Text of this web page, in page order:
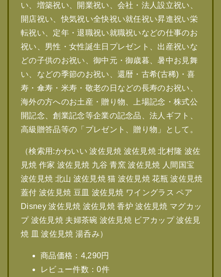
い、増築祝い、開業祝い、会社・法人設立祝い、
開店祝い、快気祝い全快祝い就任祝い昇進祝い栄
転祝い、定年・退職祝い就職祝いなどの仕事のお
祝い、男性・女性誕生日プレゼント、出産祝いな
どの子供のお祝い、御中元・御歳暮、暑中お見舞
い、などの季節のお祝い、還暦・古希(古稀)・喜
寿・傘寿・米寿・敬老の日などの長寿のお祝い、
海外の方へのお土産・贈り物、上場記念・株式公
開記念、創業記念等企業の記念品、法人ギフト、
高級贈答品等の「プレゼント、贈り物」として。
（検索用:かわいい 波佐見焼 波佐見焼 北村隆 波佐
見焼 作家 波佐見焼 九谷 青窯 波佐見焼 人間国宝
波佐見焼 北山 波佐見焼 猫 波佐見焼 花瓶 波佐見焼
蓋付 波佐見焼 豆皿 波佐見焼 ワイングラス ペア
Disney 波佐見焼 波佐見焼 香炉 波佐見焼 マグカッ
プ 波佐見焼 夫婦茶碗 波佐見焼 ビアカップ 波佐見
焼 皿 波佐見焼 湯呑み）
商品価格：4,290円
レビュー件数：0件